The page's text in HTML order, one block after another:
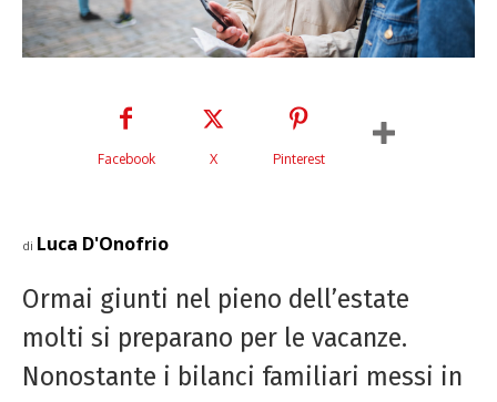
Facebook X Pinterest
di Luca D'Onofrio
Ormai giunti nel pieno dell’estate
molti si preparano per le vacanze.
Nonostante i bilanci familiari messi in